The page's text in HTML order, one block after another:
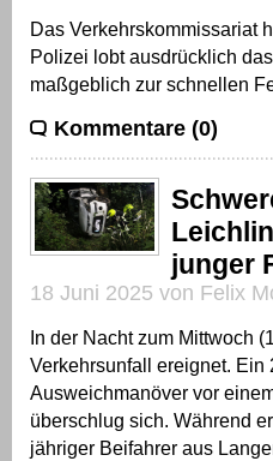
Das Verkehrskommissariat
Polizei lobt ausdrücklich
maßgeblich zur schnellen
Kommentare (0)
junger
18 Juni 2025 von Felix
In der Nacht zum Mittwoch
Verkehrsunfall ereignet. Ein
Ausweichmanöver vor
überschlug sich. Während
jähriger Beifahrer aus